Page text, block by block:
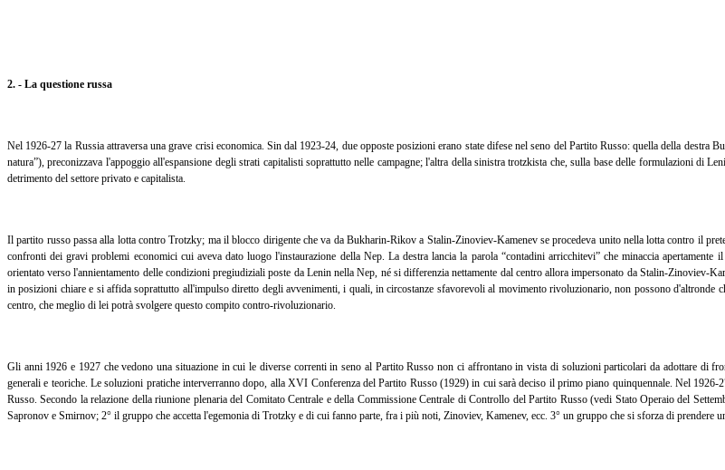
2. - La questione russa
Nel 1926-27 la Russia attraversa una grave crisi economica. Sin dal 1923-24, due opposte posizioni erano state difese nel seno del Partito Russo: quella della
natura”), preconizzava l'appoggio all'espansione degli strati capitalisti soprattutto nelle campagne; l'altra della sinistra trotzkista che, sulla base delle formulazioni di
detrimento del settore privato e capitalista.
Il partito russo passa alla lotta contro Trotzky; ma il blocco dirigente che va da Bukharin-Rikov a Stalin-Zinoviev-Kamenev se procedeva unito nella lotta contro il
confronti dei gravi problemi economici cui aveva dato luogo l'instaurazione della Nep. La destra lancia la parola “contadini arricchitevi” che minaccia
orientato verso l'annientamento delle condizioni pregiudiziali poste da Lenin nella Nep, né si differenzia nettamente dal centro allora impersonato da Stalin-Zinoviev-
in posizioni chiare e si affida soprattutto all'impulso diretto degli avvenimenti, i quali, in circostanze sfavorevoli al movimento rivoluzionario, non possono d'altronde
centro, che meglio di lei potrà svolgere questo compito contro-rivoluzionario.
Gli anni 1926 e 1927 che vedono una situazione in cui le diverse correnti in seno al Partito Russo non ci affrontano in vista di soluzioni particolari da adottare di
generali e teoriche. Le soluzioni pratiche interverranno dopo, alla XVI Conferenza del Partito Russo (1929) in cui sarà deciso il primo piano quinquennale. Nel
Russo. Secondo la relazione della riunione plenaria del Comitato Centrale e della Commissione Centrale di Controllo del Partito Russo (vedi Stato Operaio del
Sapronov e Smirnov; 2° il gruppo che accetta l'egemonia di Trotzky e di cui fanno parte, fra i più noti, Zinoviev, Kamenev, ecc. 3° un gruppo che si sforza di